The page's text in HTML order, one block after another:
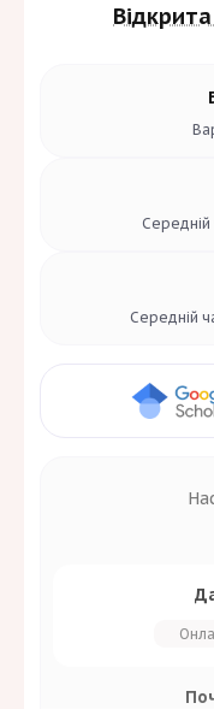
Середній
Середній